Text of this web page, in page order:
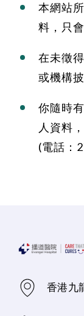
本網站
料，只
在未徵
或機構
你隨時
人資料
(電話：
香港九